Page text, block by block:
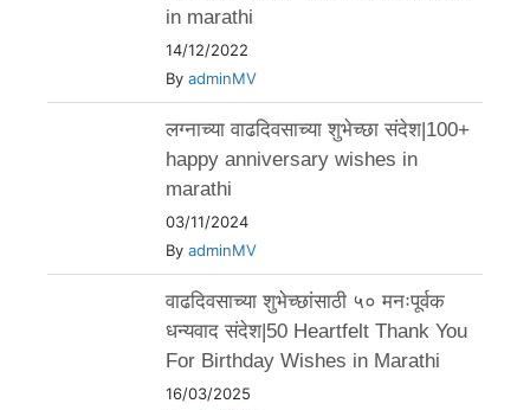
in marathi
14/12/2022
By adminMV
लग्नाच्या वाढदिवसाच्या शुभेच्छा संदेश|100+
happy anniversary wishes in
marathi
03/11/2024
By adminMV
वाढदिवसाच्या शुभेच्छांसाठी ५० मनःपूर्वक
धन्यवाद संदेश|50 Heartfelt Thank You
For Birthday Wishes in Marathi
16/03/2025